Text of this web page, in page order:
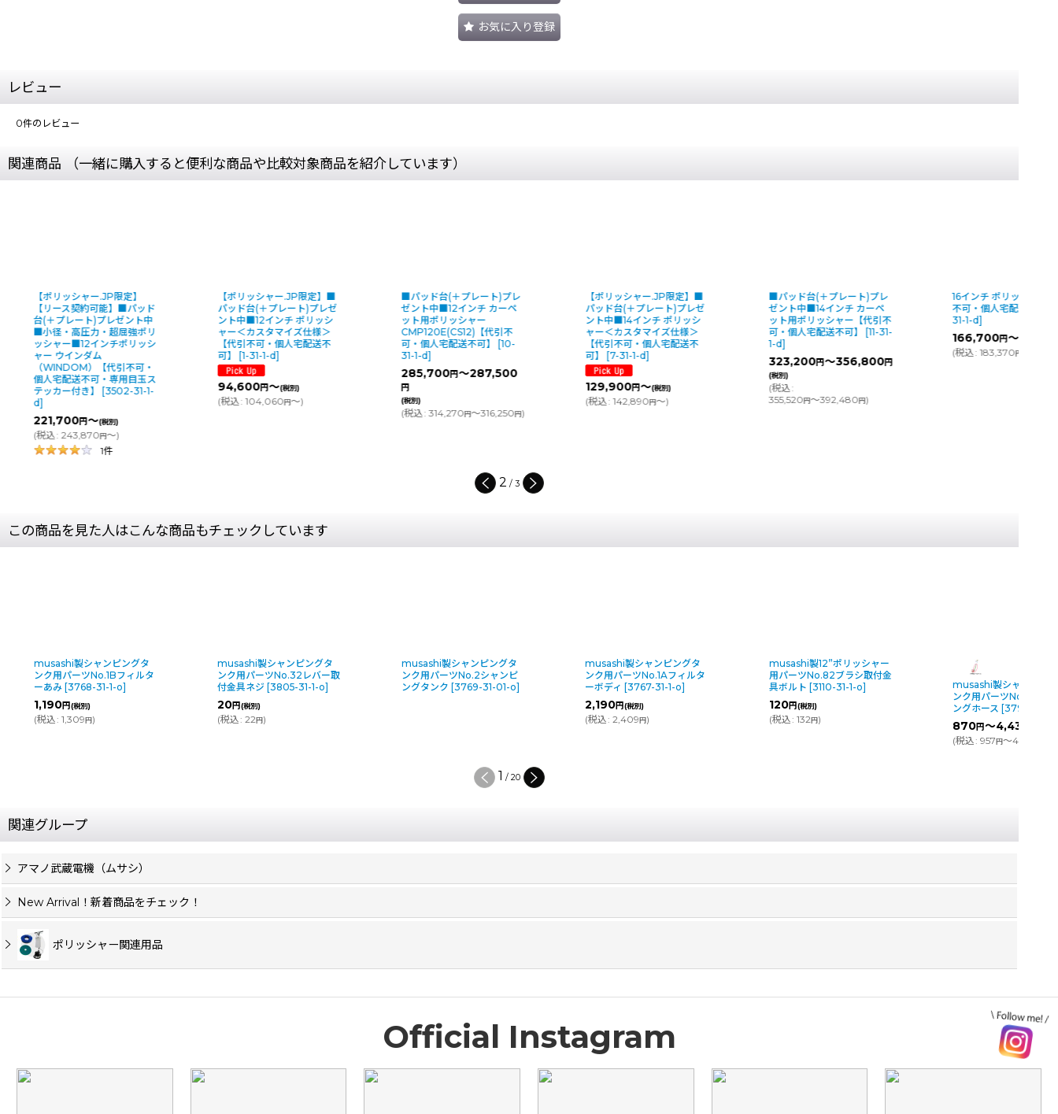
お気に入り登録
レビュー
0件のレビュー
関連商品 （一緒に購入すると便利な商品や比較対象商品を紹介しています）
ー.JP限定】
可能】■パッド
)プレゼント中
力・超屈強ポリ
インチポリッシ
）【代引不可・
可・専用目玉ス
3502-31-1-
(税別)
～)
【ポリッシャー.JP限定】■
パッド台(＋プレート)プレゼ
ント中■12インチ ポリッシ
ャー＜カスタマイズ仕様＞
【代引不可・個人宅配送不
94,600
)
■パッド台(＋プレート)プレ
ゼント中■12インチ カーペ
ット用ポリッシャー
CMP120E(CS12)【代引不
可・個人宅配送不可】 [ 10-
～287,500
～316,250円)
【ポリッシャー.JP限定】■
パッド台(＋プレート)プレゼ
ント中■14インチ ポリッシ
ャー＜カスタマイズ仕様＞
【代引不可・個人宅配送不
)
■パッド台(＋プレート)プレ
ゼント中■14インチ カーペ
ット用ポリッシャー【代引不
可・個人宅配送不可】 [ 11-31-
1-d
～356,800円
～392,480円)
16インチ ポリッシャー【代引
不可・個人宅配送不可】 [ 9-
31-1-d
166,700
)
3 / 3
この商品を見た人はこんな商品もチェックしています
musashi製シャンピングタ
ンク用パーツNo.1Bフィルタ
ーあみ [3768-31-1-o]
1,190円(税別)
(税込: 1,309円)
musashi製シャンピングタ
ンク用パーツNo.32レバー取
付金具ネジ [3805-31-1-o]
20円(税別)
(税込: 22円)
musashi製シャンピングタ
ンク用パーツNo.2シャンピ
ングタンク [3769-31-01-o]
musashi製シャンピングタ
ンク用パーツNo.1Aフィルタ
ーボディ [3767-31-1-o]
2,190円(税別)
(税込: 2,409円)
musashi製12”ポリッシャー
用パーツNo.82ブラシ取付金
具ボルト [3110-31-1-o]
120円(税別)
(税込: 132円)
musashi製シャンピン
ンク用パーツNo.27シ
ングホース [3798-31-1-
870円～4,430
(税込: 957円～4,873
1 / 20
関連グループ
アマノ武蔵電機（ムサシ）
New Arrival！新着商品をチェック！
ポリッシャー関連用品
Official Instagram